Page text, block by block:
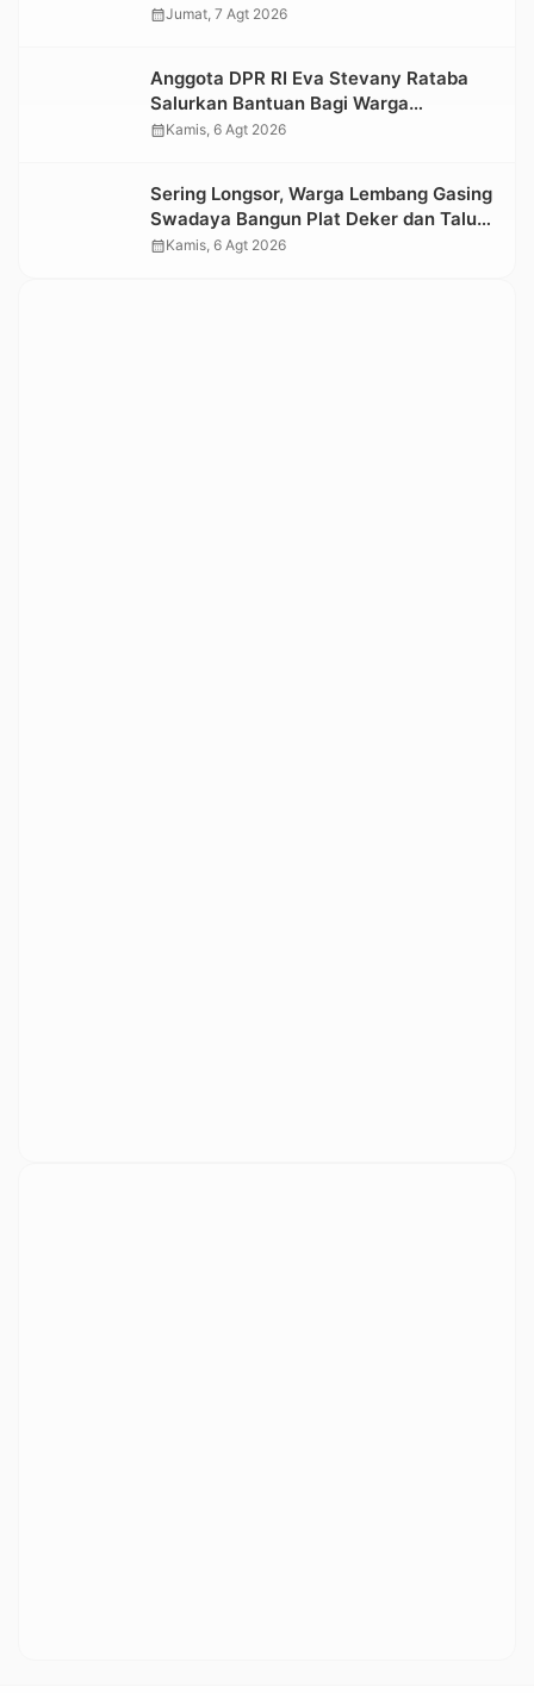
tidak Larut dalam Trauma dan
calendar_monthJumat, 7 Agt 2026
Anggota DPR RI Eva Stevany Rataba
Salurkan Bantuan Bagi Warga
Terdampak Longsor di Buntu Pepasan
calendar_monthKamis, 6 Agt 2026
Sering Longsor, Warga Lembang Gasing
Swadaya Bangun Plat Deker dan Talut
Jalan Penghubung Antar Lembang
calendar_monthKamis, 6 Agt 2026